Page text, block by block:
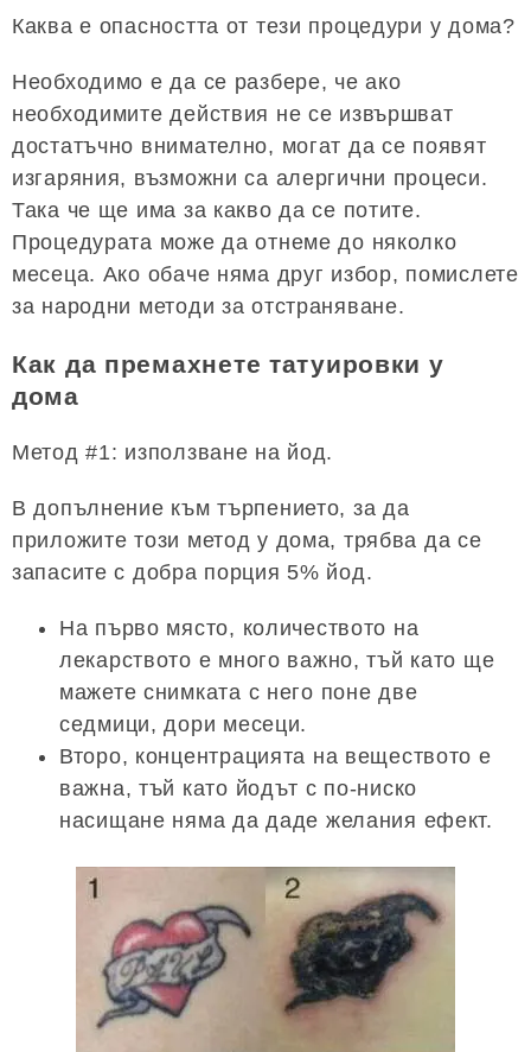
Каква е опасността от тези процедури у дома?
Необходимо е да се разбере, че ако
необходимите действия не се извършват
достатъчно внимателно, могат да се появят
изгаряния, възможни са алергични процеси.
Така че ще има за какво да се потите.
Процедурата може да отнеме до няколко
месеца. Ако обаче няма друг избор, помислете
за народни методи за отстраняване.
Как да премахнете татуировки у
дома
Метод #1: използване на йод.
В допълнение към търпението, за да
приложите този метод у дома, трябва да се
запасите с добра порция 5% йод.
На първо място, количеството на
лекарството е много важно, тъй като ще
мажете снимката с него поне две
седмици, дори месеци.
Второ, концентрацията на веществото е
важна, тъй като йодът с по-ниско
насищане няма да даде желания ефект.